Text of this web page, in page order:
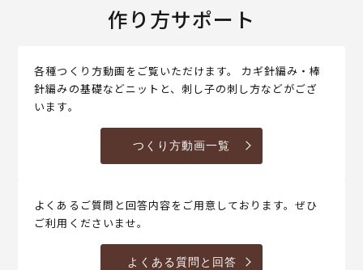
作り方サポート
各種つくり方動画をご覧いただけます。 カギ針編み・棒
針編みの基礎などニットと、刺し子の刺し方などがござ
います。
つくり方動画一覧
よくあるご質問と回答内容をご用意しております。ぜひ
ご利用くださいませ。
よくある質問と回答